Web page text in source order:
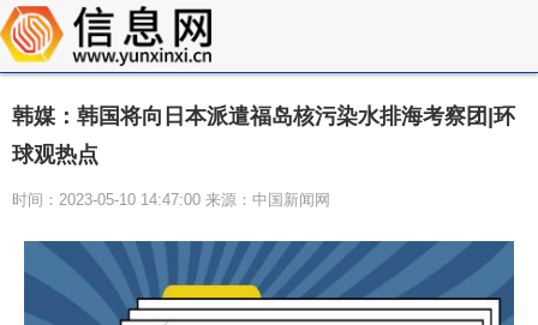
韩媒：韩国将向日本派遣福岛核污染水排海考察团|环
球观热点
时间：2023-05-10 14:47:00 来源：中国新闻网